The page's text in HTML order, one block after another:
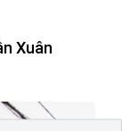
Xuân